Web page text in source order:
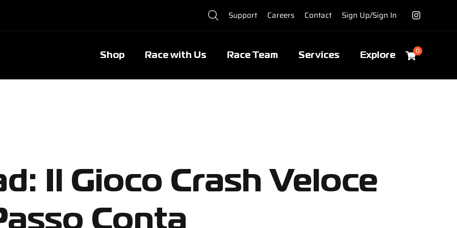
Support Careers Contact Sign Up/Sign In
Shop Race with Us Race Team Services Explore 0
Il Gioco Crash Veloce
Conta